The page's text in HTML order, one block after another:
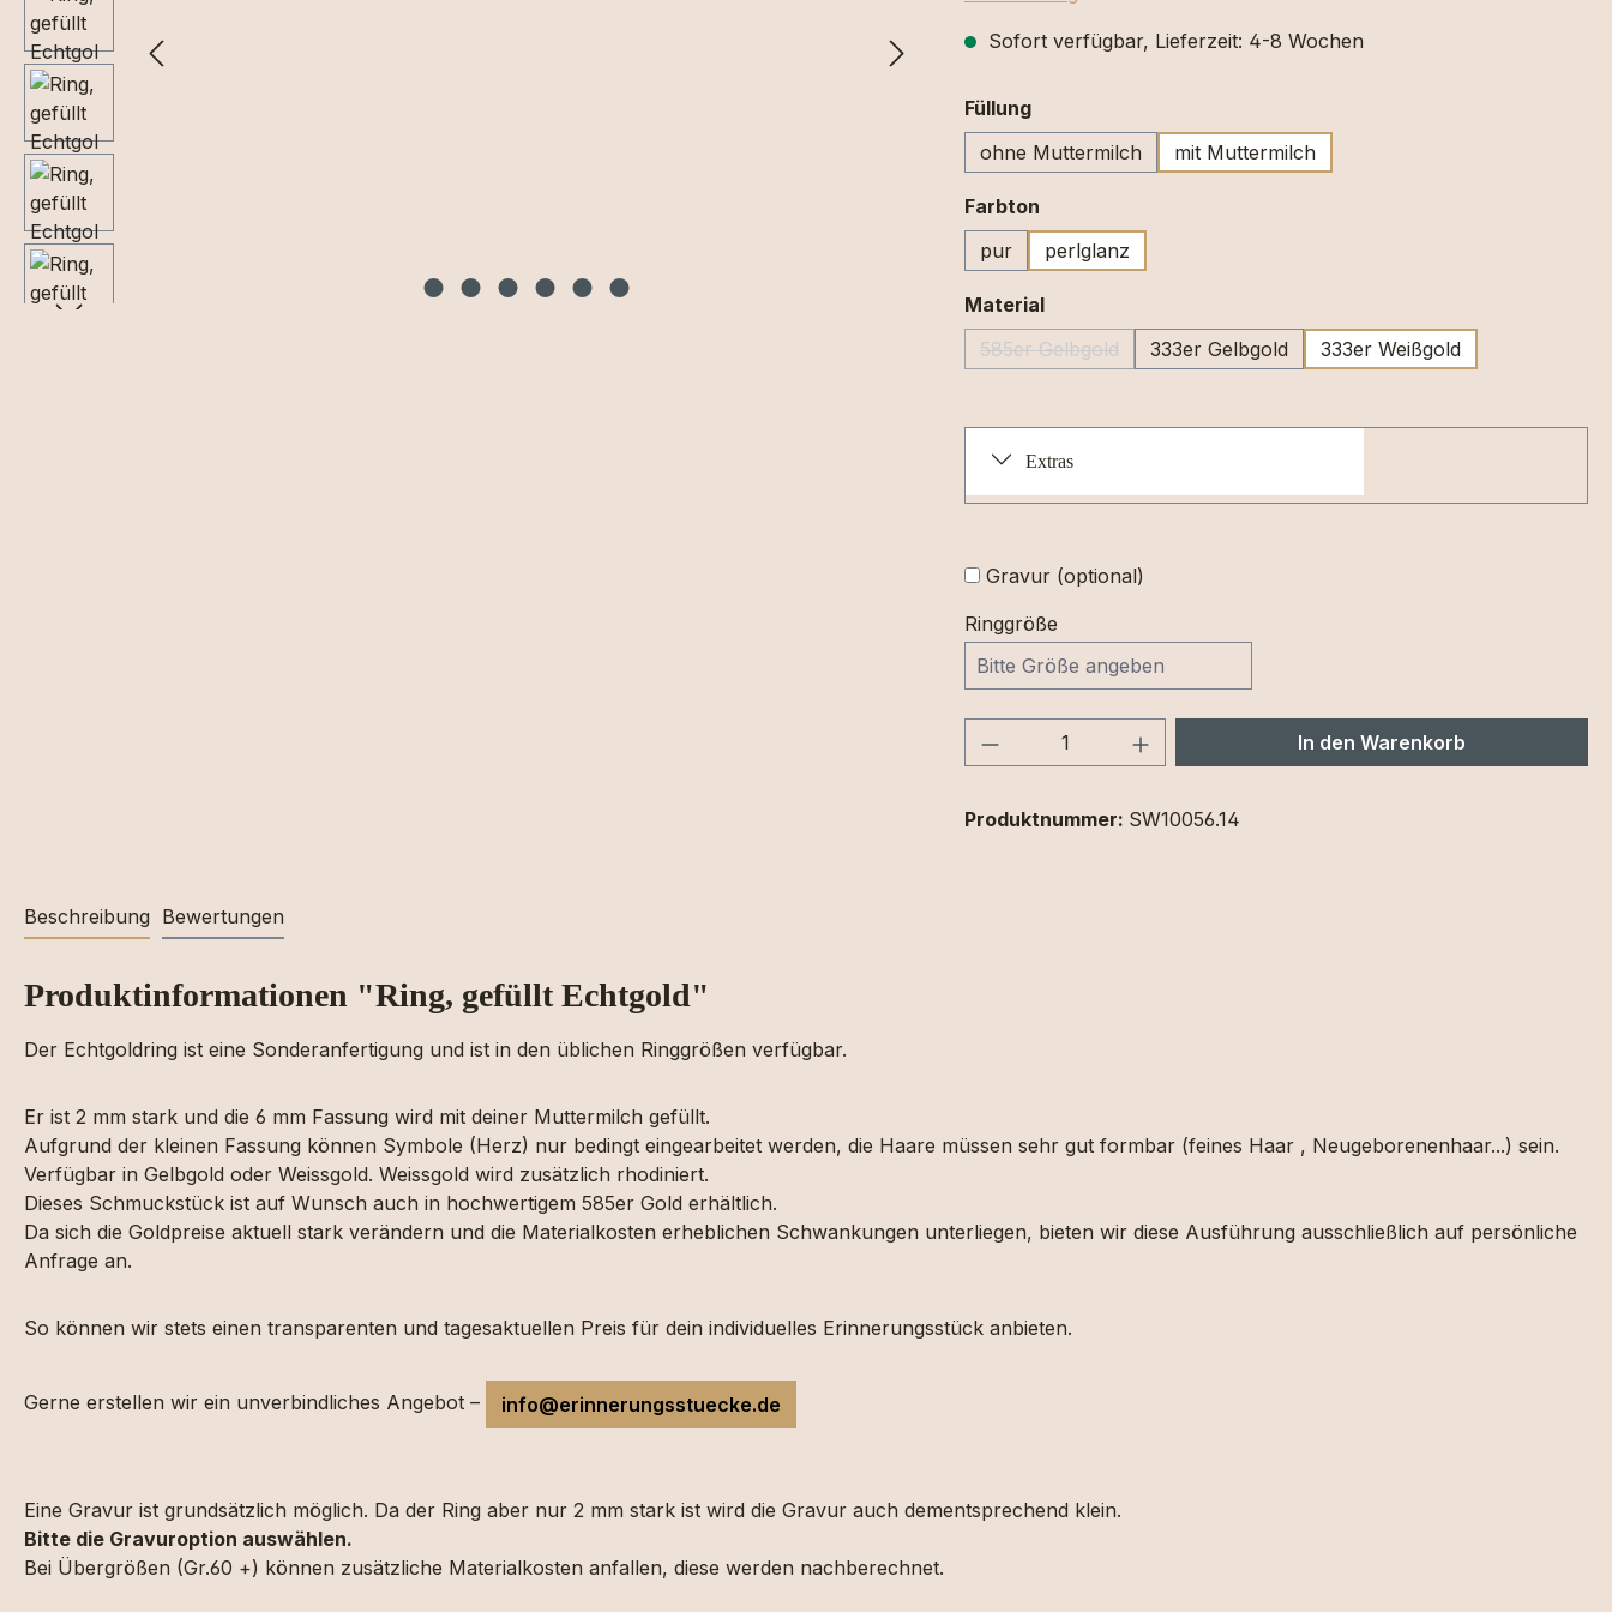
Sofort verfügbar, Lieferzeit: 4-8 Wochen
Füllungauswählen
ohne Muttermilch
mit Muttermilch
Farbton
pur
perlglanz
Materialauswählen
585er Gelbgold
(Diese Option ist zurzeit nicht verfügbar.)
333er Gelbgold 333er Weißgold
Extras
Gravur (optional)
Ringgröße
Produkt Anzahl: Gib den gewünschten Wert
In den Warenkorb
Produktnummer: SW10056.14
Beschreibung Bewertungen
Produktinformationen "Ring, gefüllt Echtgold"
Der Echtgoldring ist eine Sonderanfertigung und ist in den üblichen Ringgrößen verfügbar.
Er ist 2 mm stark und die 6 mm Fassung wird mit deiner Muttermilch gefüllt.
Aufgrund der kleinen Fassung können Symbole (Herz) nur bedingt eingearbeitet werden, die Haare müssen sehr gut formbar (feines Haar , Neugeborenenhaar...) sein.
Verfügbar in Gelbgold oder Weissgold. Weissgold wird zusätzlich rhodiniert.
Dieses Schmuckstück ist auf Wunsch auch in hochwertigem 585er Gold erhältlich.
Da sich die Goldpreise aktuell stark verändern und die Materialkosten erheblichen Schwankungen unterliegen, bieten wir diese Ausführung ausschließlich auf persönliche
Anfrage an.
So können wir stets einen transparenten und tagesaktuellen Preis für dein individuelles Erinnerungsstück anbieten.
Gerne erstellen wir ein unverbindliches Angebot – info@erinnerungsstuecke.de
Eine Gravur ist grundsätzlich möglich. Da der Ring aber nur 2 mm stark ist wird die Gravur auch dementsprechend klein.
Bitte die Gravuroption auswählen.
Bei Übergrößen (Gr.60 +) können zusätzliche Materialkosten anfallen, diese werden nachberechnet.